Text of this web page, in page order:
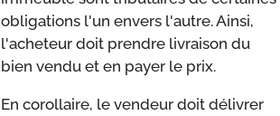
obligations l'un envers l'autre. Ainsi,
l'acheteur doit prendre livraison du
bien vendu et en payer le prix.
En corollaire, le vendeur doit délivrer